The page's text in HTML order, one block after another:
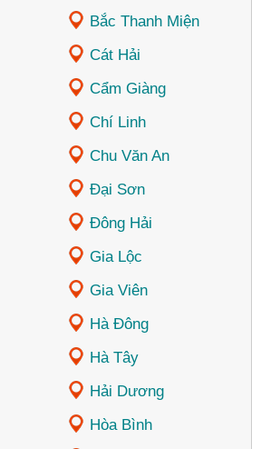
Bắc Thanh Miện
Cát Hải
Cẩm Giàng
Chí Linh
Chu Văn An
Đại Sơn
Đông Hải
Gia Lộc
Gia Viên
Hà Đông
Hà Tây
Hải Dương
Hòa Bình